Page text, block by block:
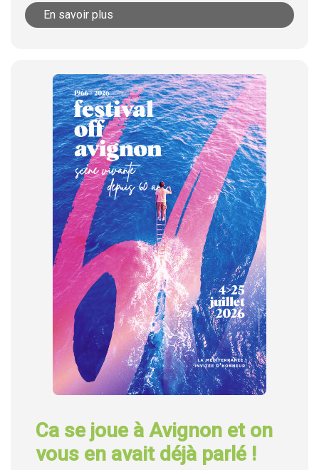
En savoir plus
Ca se joue à Avignon et on
vous en avait déjà parlé !